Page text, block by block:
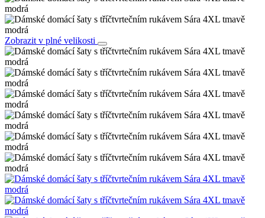
Zobrazit v plné velikosti